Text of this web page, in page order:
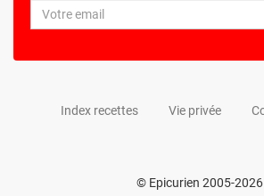
Index recettes Vie privée
© Epicurien 2005-2026